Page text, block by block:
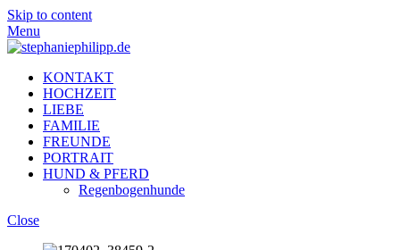
Skip to content
Menu
KONTAKT
HOCHZEIT
LIEBE
FAMILIE
FREUNDE
PORTRAIT
HUND & PFERD
Regenbogenhunde
Close